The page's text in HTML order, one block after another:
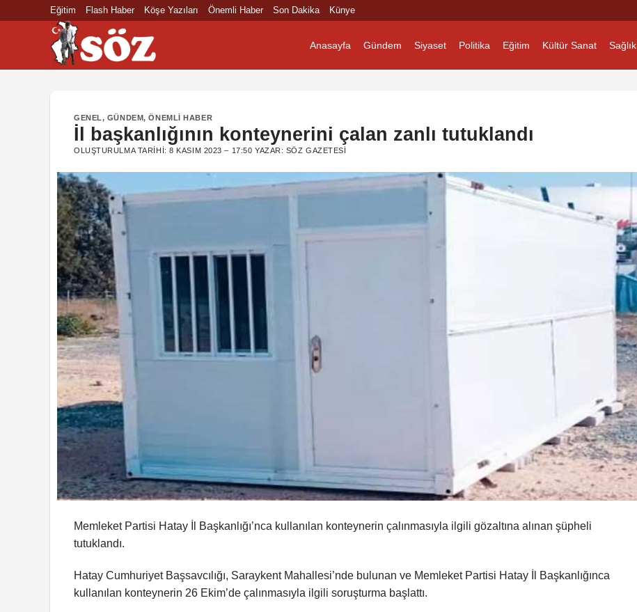
Eğitim Flash Haber Köşe Yazıları Önemli Haber Son Dakika Künye
Anasayfa Gündem Siyaset Politika Eğitim Kültür Sanat Sağlık
GENEL, GÜNDEM,ÖNEMLI HABER
İl başkanlığının konteynerini çalan zanlı tutuklandı
OLUŞTURULMA TARIHI:8 KASIM 2023 – 17:50 YAZAR: SÖZ GAZETESI
Memleket Partisi Hatay İl Başkanlığı’nca kullanılan konteynerin çalınmasıyla ilgili gözaltına alınan şüpheli
tutuklandı.
Hatay Cumhuriyet Başsavcılığı, Saraykent Mahallesi’nde bulunan ve Memleket Partisi Hatay İl Başkanlığınca
kullanılan konteynerin 26 Ekim’de çalınmasıyla ilgili soruşturma başlattı.